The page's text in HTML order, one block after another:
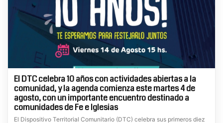
El DTC celebra 10 años con actividades abiertas a la
comunidad, y la agenda comienza este martes 4 de
agosto, con un importante encuentro destinado a
comunidades de Fe e Iglesias
El Dispositivo Territorial Comunitario (DTC) celebra sus primeros diez